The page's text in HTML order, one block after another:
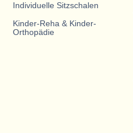
Individuelle Sitzschalen
Kinder-Reha & Kinder-
Orthopädie